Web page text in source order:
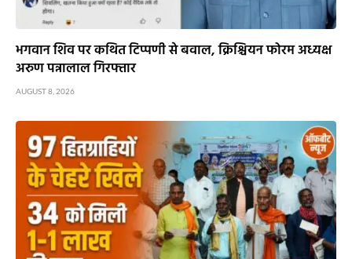
भगवान शिव पर कथित टिप्पणी से बवाल, क्रिश्चियन फोरम अध्यक्ष
अरुण पन्नालाल गिरफ्तार
AUGUST 8, 2026